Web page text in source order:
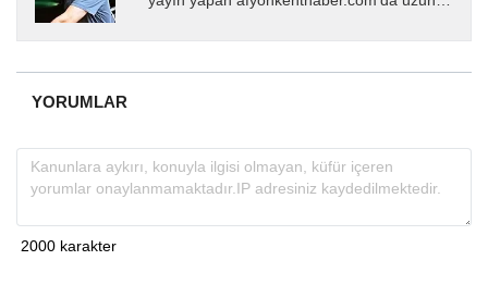
almakta, haber akışı...
YORUMLAR